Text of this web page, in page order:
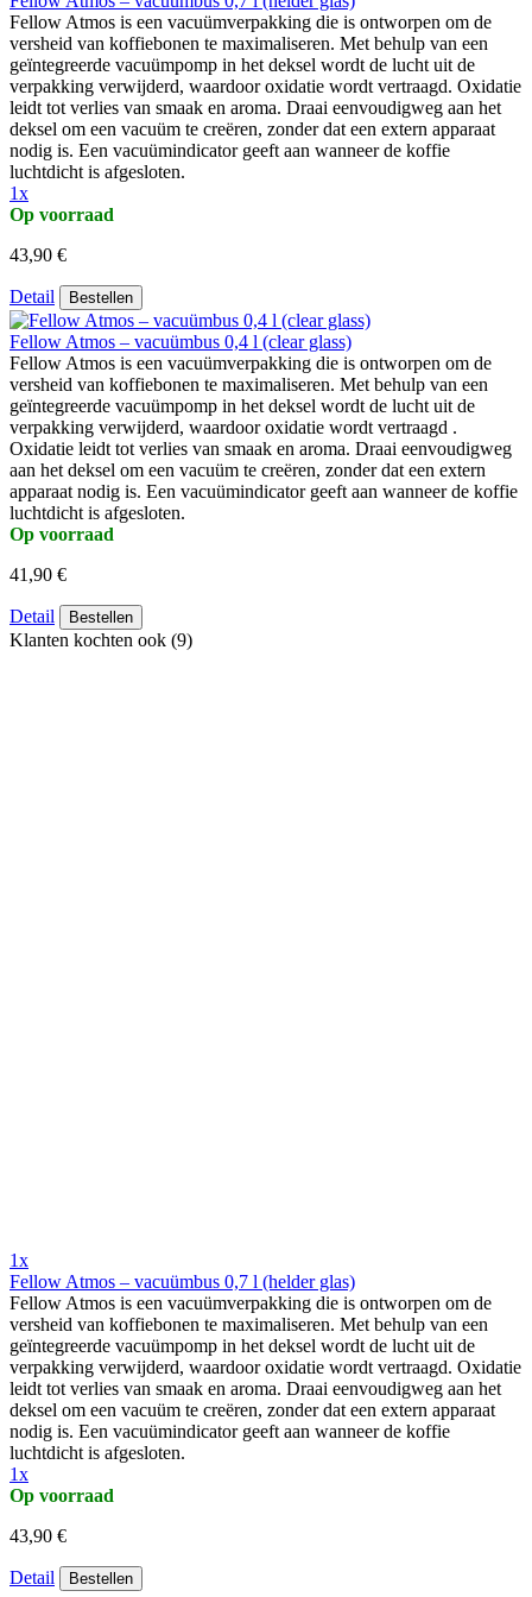
Fellow Atmos is een vacuümverpakking die is ontworpen om de
versheid van koffiebonen te maximaliseren. Met behulp van een
geïntegreerde vacuümpomp in het deksel wordt de lucht uit de
verpakking verwijderd, waardoor oxidatie wordt vertraagd. Oxidatie
leidt tot verlies van smaak en aroma. Draai eenvoudigweg aan het
deksel om een vacuüm te creëren, zonder dat een extern apparaat
nodig is. Een vacuümindicator geeft aan wanneer de koffie
luchtdicht is afgesloten.
1x
Op voorraad
43,90 €
Detail Bestellen
Fellow Atmos – vacuümbus 0,4 l (clear glass)
Fellow Atmos is een vacuümverpakking die is ontworpen om de
versheid van koffiebonen te maximaliseren. Met behulp van een
geïntegreerde vacuümpomp in het deksel wordt de lucht uit de
verpakking verwijderd, waardoor oxidatie wordt vertraagd .
Oxidatie leidt tot verlies van smaak en aroma. Draai eenvoudigweg
aan het deksel om een vacuüm te creëren, zonder dat een extern
apparaat nodig is. Een vacuümindicator geeft aan wanneer de koffie
luchtdicht is afgesloten.
Op voorraad
41,90 €
Detail Bestellen
Klanten kochten ook (9)
1x
Fellow Atmos – vacuümbus 0,7 l (helder glas)
Fellow Atmos is een vacuümverpakking die is ontworpen om de
versheid van koffiebonen te maximaliseren. Met behulp van een
geïntegreerde vacuümpomp in het deksel wordt de lucht uit de
verpakking verwijderd, waardoor oxidatie wordt vertraagd. Oxidatie
leidt tot verlies van smaak en aroma. Draai eenvoudigweg aan het
deksel om een vacuüm te creëren, zonder dat een extern apparaat
nodig is. Een vacuümindicator geeft aan wanneer de koffie
luchtdicht is afgesloten.
1x
Op voorraad
43,90 €
Detail Bestellen